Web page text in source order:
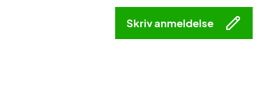
Skriv anmeldelse